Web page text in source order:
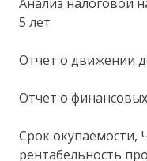
5 лет
Отчет о движении
Отчет о
Срок окупаемости,
рентабельность